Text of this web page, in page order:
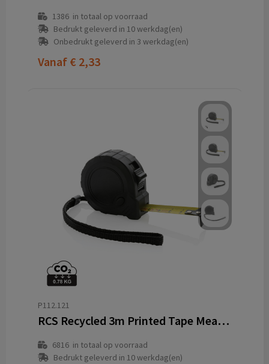
1386in totaal op voorraad
Bedrukt geleverd in 10 werkdag(en)
Onbedrukt geleverd in 3 werkdag(en)
Vanaf € 2,33
P112.121
RCS Recycled 3m Printed Tape Measure
6816in totaal op voorraad
Bedrukt geleverd in 10 werkdag(en)